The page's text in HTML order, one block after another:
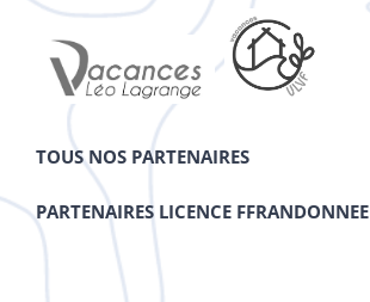
TOUS NOS PARTENAIRES
PARTENAIRES LICENCE FFRANDONNEE